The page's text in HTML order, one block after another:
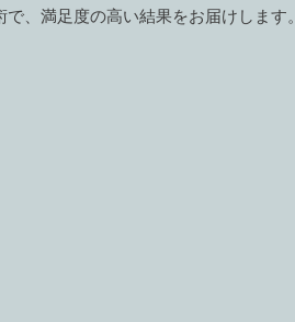
、満足度の高い結果をお届けします。